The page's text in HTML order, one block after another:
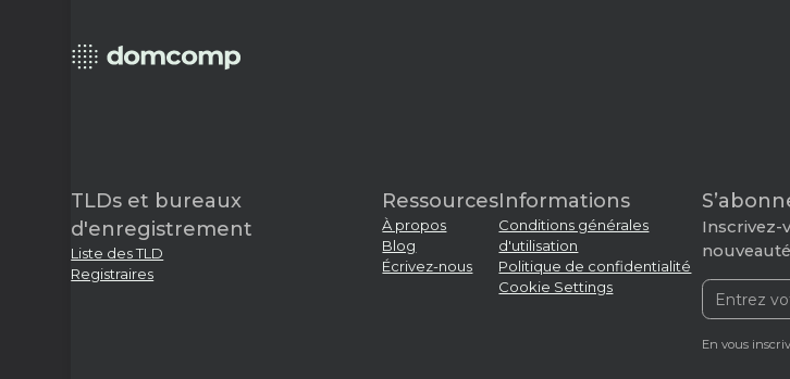
TLDs et bureaux
d'enregistrement
Liste des TLD
Registraires
Ressources
À propos
Blog
Écrivez-nous
Informations
Conditions générales
d'utilisation
Politique de confidentialité
Cookie Settings
Inscrivez-
En vous